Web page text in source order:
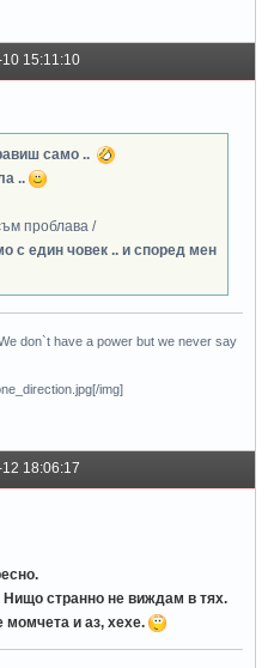
15:11:10
само ..
..
проблава /
с един човек .. и според мен
don`t have a power but we never say
img]
18:06:17
Нищо странно не виждам в тях.
момчета и аз, хехе.